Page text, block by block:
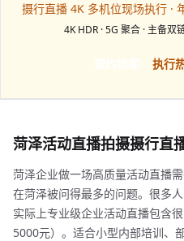
摄行直播 4K 多机位现场执行 ·
4K HDR · 5G 聚合 · 主备
执行
菏泽活动直播拍摄摄行直
菏泽企业做一场高质量活动直播
在菏泽被问得最多的问题。很多
实际上专业级企业活动直播包含
5000元）。适合小型内部培训、